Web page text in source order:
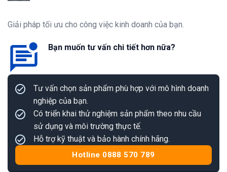
Giải pháp tối ưu cho công việc kinh doanh của bạn.
Bạn muốn tư vấn chi tiết hơn nữa?
Tư vấn chọn sản phẩm phù hợp với mô hình doanh
nghiệp của bạn.
Có triển khai thử nghiệm sản phẩm theo nhu cầu
sử dụng và môi trường thực tế.
Hỗ trợ kỹ thuật và bảo hành chính hãng.
Hotline 0888 570 789